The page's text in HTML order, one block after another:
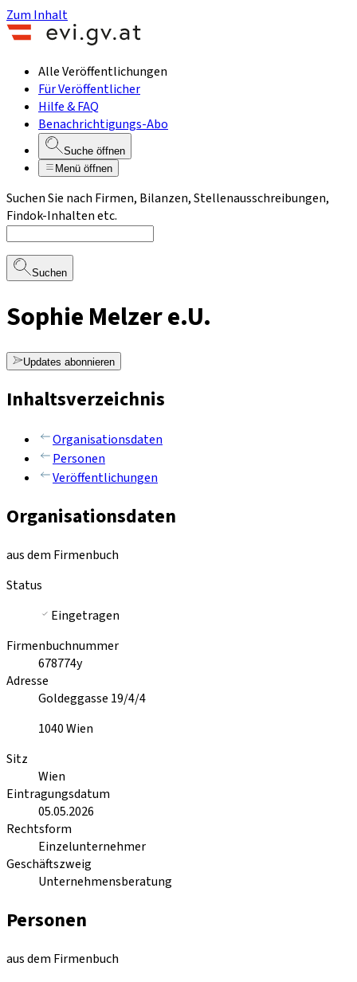
Zum Inhalt
Alle Veröffentlichungen
Für Veröffentlicher
Hilfe & FAQ
Benachrichtigungs-Abo
Suche öffnen
Menü öffnen
Suchen Sie nach Firmen, Bilanzen, Stellenausschreibungen,
Findok-Inhalten etc.
Suchen
Sophie Melzer e.U.
Updates abonnieren
Inhaltsverzeichnis
Organisationsdaten
Personen
Veröffentlichungen
Organisationsdaten
aus dem Firmenbuch
Status
Eingetragen
Firmenbuchnummer
678774y
Adresse
Goldeggasse 19/4/4
1040Wien
Sitz
Wien
Eintragungsdatum
05.05.2026
Rechtsform
Einzelunternehmer
Geschäftszweig
Unternehmensberatung
Personen
aus dem Firmenbuch